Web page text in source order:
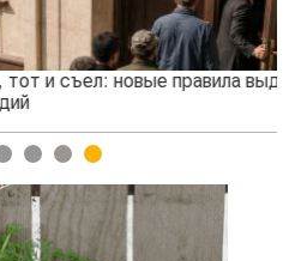
правила выдачи
3 4 5